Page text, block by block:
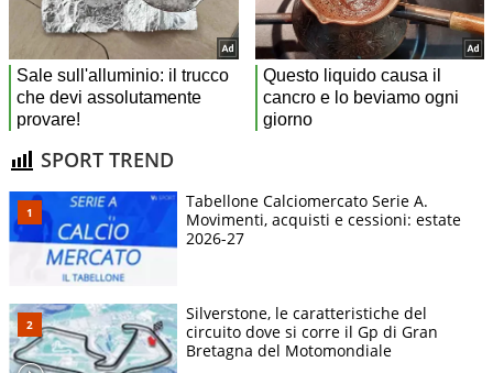
SPORT TREND
Tabellone Calciomercato Serie A.
Movimenti, acquisti e cessioni: estate
2026-27
Silverstone, le caratteristiche del
circuito dove si corre il Gp di Gran
Bretagna del Motomondiale